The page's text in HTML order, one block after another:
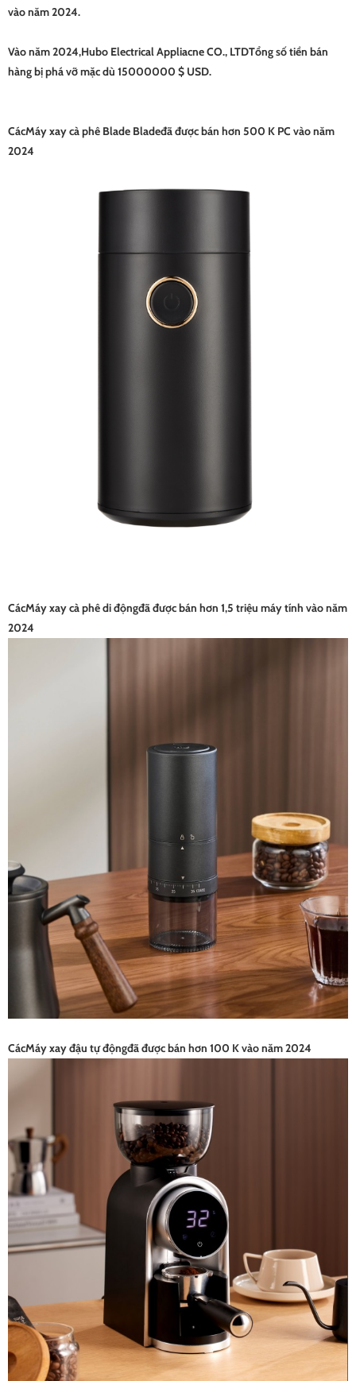
vào năm 2024.
Vào năm 2024,Hubo Electrical Appliacne CO., LTDTổng số tiền bán
hàng bị phá vỡ mặc dù 15000000 $ USD.
CácMáy xay cà phê Blade Bladeđã được bán hơn 500 K PC vào năm
2024
CácMáy xay cà phê di độngđã được bán hơn 1,5 triệu máy tính vào năm
2024
CácMáy xay đậu tự độngđã được bán hơn 100 K vào năm 2024